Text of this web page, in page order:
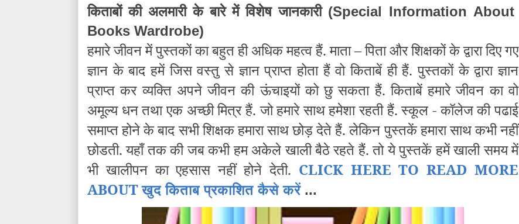
किताबों की अलमारी के बारे में विशेष जानकारी (Special Information About
Books Wardrobe)
हमारे जीवन में पुस्तकों का बहुत ही अधिक महत्व हैं. माता – पिता और शिक्षकों के द्वारा दिए गए
ज्ञान के बाद हमें जिस वस्तु से ज्ञान प्राप्त होता हैं वो किताबें ही हैं. पुस्तकों के द्वारा ज्ञान
प्राप्त कर व्यक्ति अपने जीवन की ऊंचाइयों को छु सकता हैं. किताबें हमारे जीवन का वो
अमूल्य धन तथा एक अच्छी मित्र हैं. जो हमारे साथ हमेशा रहती हैं. स्कूल - कॉलेज की पढाई
समाप्त होने के बाद सभी शिक्षक हमारा साथ छोड़ देते हैं. लेकिन पुस्तकें हमारा साथ कभी नहीं
छोडती. यहाँ तक की जब कभी हम अकेले खाली बैठे रहते हैं. तो ये पुस्तकें हमें खाली समय में
भी खालीपन का एहसास नहीं होने देती. CLICK HERE TO READ MORE
ABOUTखुद किताब प्रकाशित कैसे करें...